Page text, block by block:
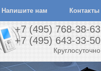
Напишите нам Контакты
+7 (495) 768-38-63
+7 (495) 643-33-50
Круглосуточно